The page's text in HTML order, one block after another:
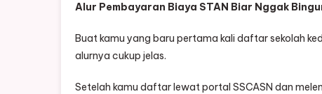
Alur Pembayaran Biaya STAN Biar Nggak
Buat kamu yang baru pertama kali daftar sekolah
alurnya cukup jelas.
Setelah kamu daftar lewat portal SSCASN dan